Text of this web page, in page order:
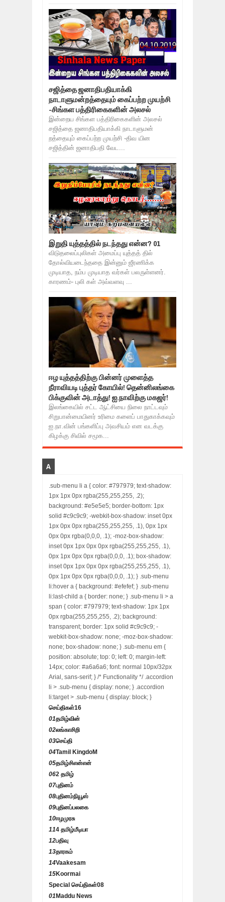
சஜித்தை ஜனாதிபதியாக்கி
நாடாளுமன்றத்தையும் கைப்பற்ற முயற்சி
-சிங்கள பத்திரிகைகளின் அலசல்
இன்றைய சிங்கள பத்திரிகைகளின் அலசல்
சஜித்தை ஜனாதிபதியாக்கி நாடாளுமன்
றத்தையும் கைப்பற்ற முயற்சி -திவ யின
சஜித்தின் ஜனாதிபதி வேட...
இறுதி யுத்தத்தில் நடந்தது என்ன? 01
விடுதலைப்புலிகள் அமைப்பு யுத்தத் தில்
தோல்வியடைந்ததை இன்னும் ஜீரணிக்க
முடியாத, நம்ப முடியாத வர்கள் பலருள்ளனர்.
காரணம்- புலி கள் அவ்வளவு ...
ஈழ யுத்தத்திற்கு பின்னர் முளைத்த
நீராவியடி புத்தர் கோயில்! தென்னிலங்கை
பிக்குவின் அடாத்து! ஐ.நாவிற்கு மகஜர்!
இலங்கையில் சட்ட ஆட்சியை நிலை நாட்டவும்
சிறுபான்மையினர் உரிமை களைப் பாதுகாக்கவும்
ஐ.நா.வின் பங்களிப்பு அவசியம் என வடக்கு
கிழக்கு சிவில் சமூக...
A
.sub-menu li a { color: #797979; text-shadow:
1px 1px 0px rgba(255,255,255, .2);
background: #e5e5e5; border-bottom: 1px
solid #c9c9c9; -webkit-box-shadow: inset 0px
1px 0px 0px rgba(255,255,255, .1), 0px 1px
0px 0px rgba(0,0,0, .1); -moz-box-shadow:
inset 0px 1px 0px 0px rgba(255,255,255, .1),
0px 1px 0px 0px rgba(0,0,0, .1); box-shadow:
inset 0px 1px 0px 0px rgba(255,255,255, .1),
0px 1px 0px 0px rgba(0,0,0, .1); } .sub-menu
li:hover a { background: #efefef; } .sub-menu
li:last-child a { border: none; } .sub-menu li > a
span { color: #797979; text-shadow: 1px 1px
0px rgba(255,255,255, .2); background:
transparent; border: 1px solid #c9c9c9; -
webkit-box-shadow: none; -moz-box-shadow:
none; box-shadow: none; } .sub-menu em {
position: absolute; top: 0; left: 0; margin-left:
14px; color: #a6a6a6; font: normal 10px/32px
Arial, sans-serif; } /* Functionality */ .accordion
li > .sub-menu { display: none; } .accordion
li:target > .sub-menu { display: block; }
செய்திகள்16
01தமிழ்வின்
02லங்காசிறி
03செய்தி
04Tamil KingdoM
05தமிழ்சிஎன்என்
062 தமிழ்
07புதினம்
08புதினம்நியூஸ்
09புதினப்பலகை
10ஈழமுரசு
114 தமிழ்மீடியா
12பதிவு
13தாரகம்
14Vaakesam
15Koormai
Special செய்திகள்08
01 Maddu News